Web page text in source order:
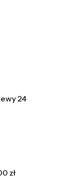
24
zł